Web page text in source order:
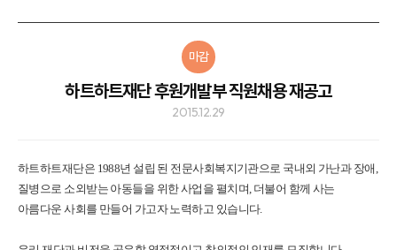
마감
하트하트재단 후원개발부 직원채용 재공고
2015.12.29
하트하트재단은 1988년 설립 된 전문사회복지기관으로 국내외 가난과 장애,
질병으로 소외받는 아동들을 위한 사업을 펼치며, 더불어 함께 사는
아름다운 사회를 만들어 가고자 노력하고 있습니다.